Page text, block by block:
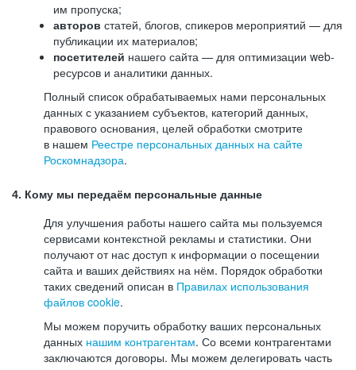
им пропуска;
авторов статей, блогов, спикеров мероприятий — для
публикации их материалов;
посетителей нашего сайта — для оптимизации web-
ресурсов и аналитики данных.
Полный список обрабатываемых нами персональных
данных с указанием субъектов, категорий данных,
правового основания, целей обработки смотрите
в нашем Реестре персональных данных на сайте
Роскомнадзора.
4. Кому мы передаём персональные данные
Для улучшения работы нашего сайта мы пользуемся
сервисами контекстной рекламы и статистики. Они
получают от нас доступ к информации о посещении
сайта и ваших действиях на нём. Порядок обработки
таких сведений описан в Правилах использования
файлов cookie.
Мы можем поручить обработку ваших персональных
данных нашим контрагентам. Со всеми контрагентами
заключаются договоры. Мы можем делегировать часть